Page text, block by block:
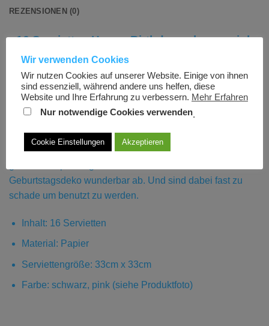
REZENSIONEN (0)
16 Servietten Happy Birthday schwarz pink
funkelnd Geburtstagsservietten
Servietten gibt es viele, aber diese hier sind besonders
schön. In den Farben schwarz und pink sind sie ein echter
Hingucker. Auf den Servietten ist der Schriftzug „Happy
Birthday“ in pink zu sehen. Die Servietten sind sind
schwarz und um den Aufdruck herum sind viele kleine
Punkte und Sterne in pink zufinden. Passend zur
Geburtstagsdeko wunderbar ab. Und sind dabei fast zu
schade um benutzt zu werden.
Inhalt: 16 Servietten
Material: Papier
Serviettengröße: 33cm x 33cm
Farbe: schwarz, pink (siehe Produktfoto)
Wir verwenden Cookies
Wir nutzen Cookies auf unserer Website. Einige von ihnen
sind essenziell, während andere uns helfen, diese
Website und Ihre Erfahrung zu verbessern. Mehr Erfahren
Nur notwendige Cookies verwenden.
Cookie Einstellungen Akzeptieren